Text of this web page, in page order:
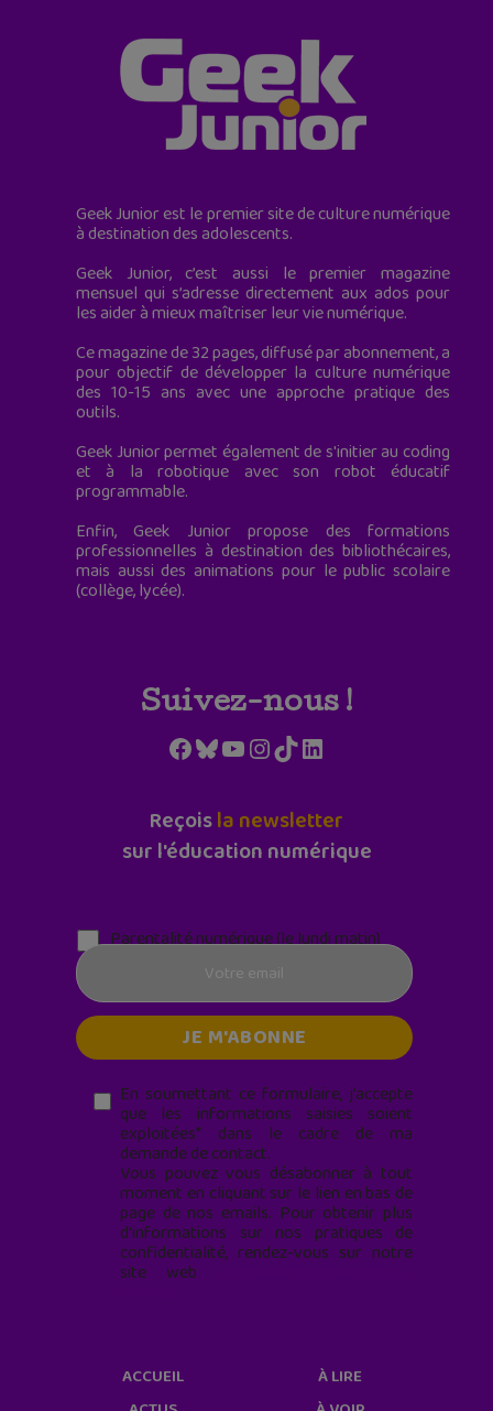
Geek Junior est le premier site de culture numérique
à destination des adolescents.
Geek Junior, c’est aussi le premier magazine
mensuel qui s’adresse directement aux ados pour
les aider à mieux maîtriser leur vie numérique.
Ce magazine de 32 pages, diffusé par abonnement, a
pour objectif de développer la culture numérique
des 10-15 ans avec une approche pratique des
outils.
Geek Junior permet également de s'initier au coding
et à la robotique avec son robot éducatif
programmable.
Enfin, Geek Junior propose des formations
professionnelles à destination des bibliothécaires,
mais aussi des animations pour le public scolaire
(collège, lycée).
Suivez-nous !
Facebook
Bluesky
YouTube
Instagram
TikTokLinkedIn
Reçoisla newsletter
sur l'éducation numérique
Parentalité numérique (le lundi matin)
En soumettant ce formulaire, j’accepte
que les informations saisies soient
exploitées* dans le cadre de ma
demande de contact.
Vous pouvez vous désabonner à tout
moment en cliquant sur le lien en bas de
page de nos emails. Pour obtenir plus
d'informations sur nos pratiques de
confidentialité, rendez-vous sur notre
site web
ACCUEIL
À LIRE